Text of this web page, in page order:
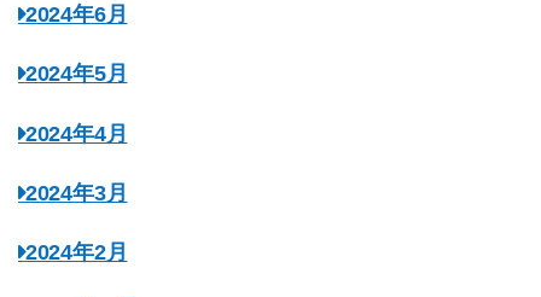
2024年6月
2024年5月
2024年4月
2024年3月
2024年2月